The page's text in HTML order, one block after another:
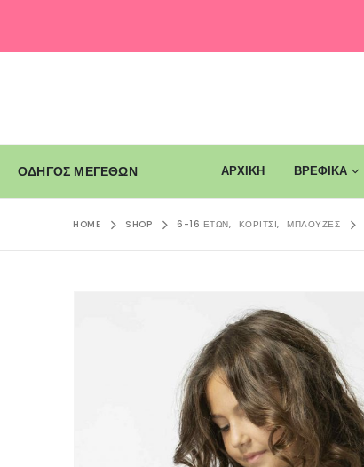
ΟΔΗΓΟΣ ΜΕΓΕΘΩΝ ΑΡΧΙΚΗ ΒΡΕΦΙΚΑ
HOME SHOP 6-16 ΕΤΏΝ, ΚΟΡΊΤΣΙ, ΜΠΛΟΎΖΕΣ